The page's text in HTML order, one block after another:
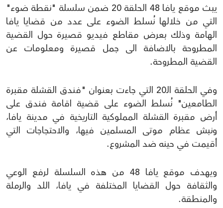
يبث موقع يافا 48 الحلقة 20 ضمن سلسلة "نقطة ضوء"
التي من خلالها نُسلط الضوء على عدد من قضايا يافا
الهامة وذلك بعرض مقاطع فيديو قصيرة حول القضية
المطروحة بالاضافة الى جمل قصيرة ومعلومات عن
القضية المطروحة.
وفي الحلقة الـ20 التي جاءت بعنوان "فندق القشلة مقبرة
الطامعين" نُسلط الضوء على قضية اقامة فندق على
أرض مقبرة القشلة المملوكية التاريخية في مدينة يافا،
ونبش عظام موتى المسلمين فيها، والاحتجاجات التي
أقيمت في حينه ضد المشروع.
ويهدف موقع يافا 48 من هذه السلسلة لرفع الوعي
والثقافة حول القضايا المختلفة في يافا، اللد والرملة
والمنطقة.